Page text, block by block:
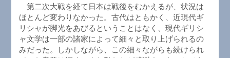
第二次大戦を経て日本は戦後をむかえるが、状況は
ほとんど変わりなかった。古代はともかく、近現代ギ
リシャが脚光をあびるということはなく、現代ギリシ
ャ文学は一部の諸家によって細々と取り上げられるの
みだった。しかしながら、この細々ながらも続けられ